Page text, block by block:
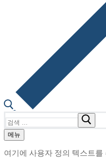
색
메뉴
여기에 사용자 정의 텍스트